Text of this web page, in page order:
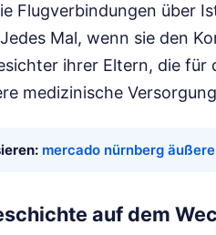
Flugverbindungen über
Mal, wenn sie den
ihrer Eltern, die für
medizinische
mercado nürnberg
auf dem